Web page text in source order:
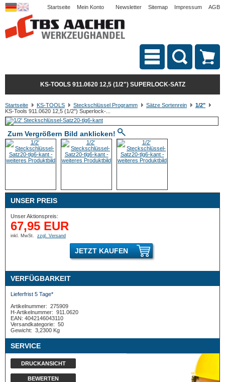
Startseite Mein Konto Newsletter Sitemap Impressum AGB
KS-TOOLS 911.0620 12,5 (1/2") SUPERLOCK-SATZ
Startseite KS-TOOLS Steckschlüssel Programm Sätze Sortenrein
1/2"
KS-Tools 911.0620 12,5 (1/2") Superlock-...
Zum Vergrößern Bild anklicken!
UNSER PREIS
Unser Aktionspreis:
67,95 EUR
inkl. MwSt. zzgl. Versand
JETZT KAUFEN
VERFÜGBARKEIT
Lieferfrist 5 Tage*
Artikelnummer: 275909
H-Artikelnummer: 911.0620
EAN: 4042146043110
Versandkategorie: 50
Gewicht: 3,2300 Kg
SERVICE
DRUCKANSICHT
BEWERTEN